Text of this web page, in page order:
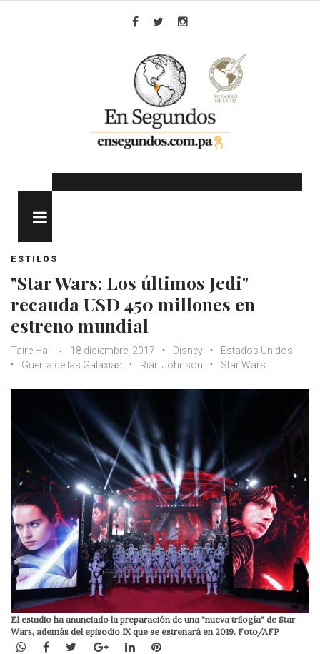
ESTILOS
"Star Wars: Los últimos Jedi"
recauda USD 450 millones en
estreno mundial
Taire Hall 18 diciembre, 2017 Disney
Estados Unidos
Guerra de las Galaxias
Rian Johnson Star Wars
El estudio ha anunciado la preparación de una "nueva trilogía" de Star
Wars, además del episodio IX que se estrenará en 2019. Foto/AFP
WhatsApp
Facebook
TwitterGoogle+LinkedInPinterest